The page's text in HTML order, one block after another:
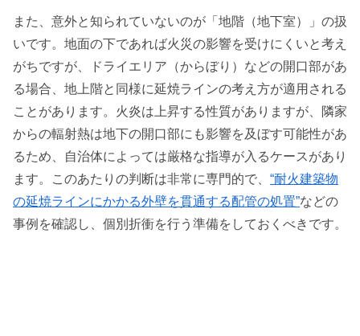
また、意外と知られていないのが「地階（地下室）」の扱
いです。地面の下であれば火災の影響を受けにくいと考え
がちですが、ドライエリア（からぼり）などの開口部があ
る場合、地上階と同様に延焼ラインの考え方が適用される
ことがあります。火炎は上昇する性質がありますが、隣家
からの輻射熱は地下の開口部にも影響を及ぼす可能性があ
るため、自治体によっては厳格な指導が入るケースがあり
ます。このあたりの判断は非常に専門的で、 “耐火建築物
の延焼ラインにかかる外壁を貫通する配管の処置”などの
事例を確認し、個別折衝を行う準備をしておくべきです。